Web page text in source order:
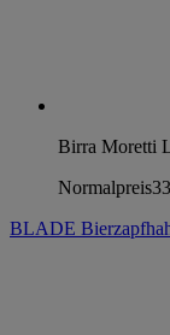
Birra Moretti
Normalpreis
BLADE